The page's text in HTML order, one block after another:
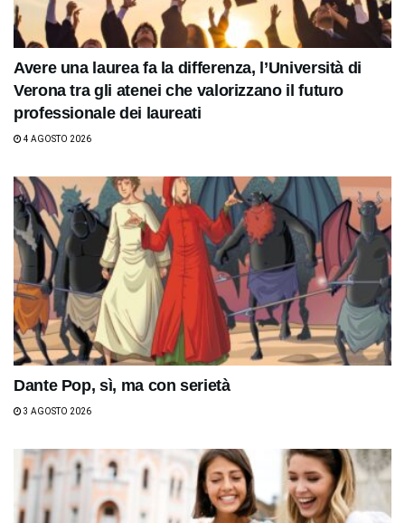
Avere una laurea fa la differenza, l’Università di
Verona tra gli atenei che valorizzano il futuro
professionale dei laureati
4 AGOSTO 2026
Dante Pop, sì, ma con serietà
3 AGOSTO 2026